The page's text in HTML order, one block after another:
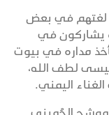
لغتهم في بعض
أو يشاركون في
مداره في بيوت
عيسى لطف الله،
اليمني.